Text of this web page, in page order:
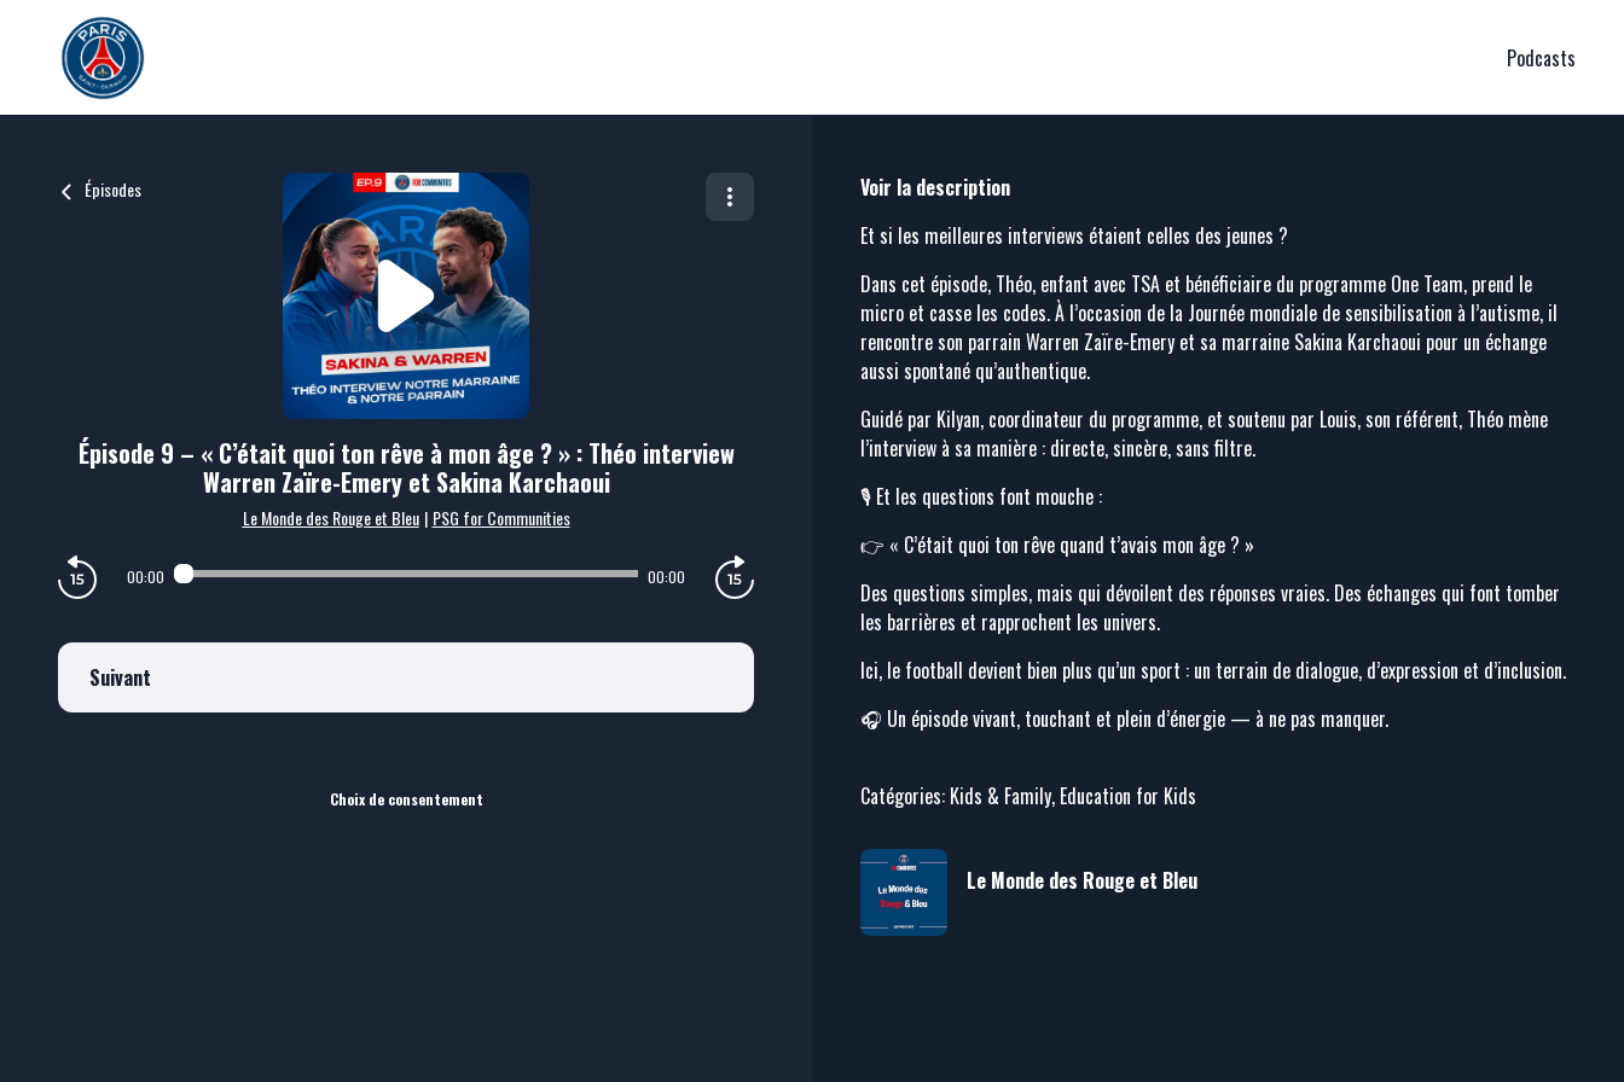
Podcasts
Épisodes
Épisode 9 – « C’était quoi ton rêve à mon âge ? » : Théo interview
Warren Zaïre-Emery et Sakina Karchaoui
Le Monde des Rouge et Bleu | PSG for Communities
00:00 00:00
Suivant
Choix de consentement
Voir la description
Et si les meilleures interviews étaient celles des jeunes ?​
Dans cet épisode, Théo, enfant avec TSA et bénéficiaire du programme One Team, prend le
micro et casse les codes. À l’occasion de la Journée mondiale de sensibilisation à l’autisme, il
rencontre son parrain Warren Zaïre-Emery et sa marraine Sakina Karchaoui pour un échange
aussi spontané qu’authentique.​
Guidé par Kilyan, coordinateur du programme, et soutenu par Louis, son référent, Théo mène
l’interview à sa manière : directe, sincère, sans filtre.​
🎙️ Et les questions font mouche :​
👉 « C’était quoi ton rêve quand t’avais mon âge ? »​
Des questions simples, mais qui dévoilent des réponses vraies. Des échanges qui font tomber
les barrières et rapprochent les univers.​
Ici, le football devient bien plus qu’un sport : un terrain de dialogue, d’expression et d’inclusion.​
🎧 Un épisode vivant, touchant et plein d’énergie — à ne pas manquer.​
Catégories: Kids & Family, Education for Kids
Le Monde des Rouge et Bleu